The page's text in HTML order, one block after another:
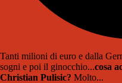
Tanti milioni di euro e dalla
sogni e poi il ginocchio...cosa
Christian Pulisic? Molto...